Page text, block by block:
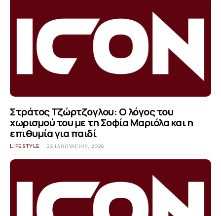
Στράτος Τζώρτζογλου: Ο λόγος του
χωρισμού του με τη Σοφία Μαριόλα και η
επιθυμία για παιδί
LIFESTYLE 25 ΙΑΝΟΥΑΡΊΟΥ, 2026